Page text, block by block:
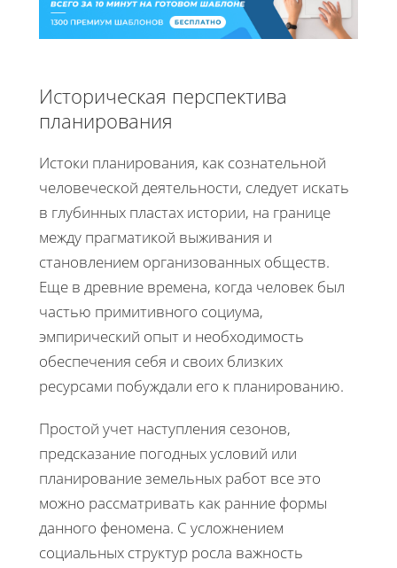
Историческая перспектива
планирования
Истоки планирования, как сознательной
человеческой деятельности, следует искать
в глубинных пластах истории, на границе
между прагматикой выживания и
становлением организованных обществ.
Еще в древние времена, когда человек был
частью примитивного социума,
эмпирический опыт и необходимость
обеспечения себя и своих близких
ресурсами побуждали его к планированию.
Простой учет наступления сезонов,
предсказание погодных условий или
планирование земельных работ все это
можно рассматривать как ранние формы
данного феномена. С усложнением
социальных структур росла важность